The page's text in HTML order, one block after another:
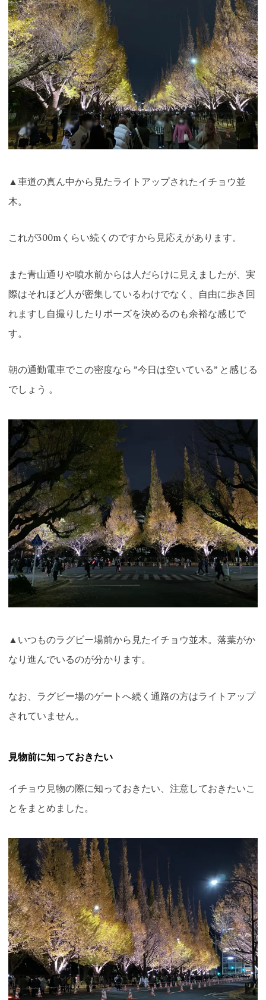
▲車道の真ん中から見たライトアップされたイチョウ並
木。
これが300mくらい続くのですから見応えがあります。
また青山通りや噴水前からは人だらけに見えましたが、実
際はそれほど人が密集しているわけでなく、自由に歩き回
れますし自撮りしたりポーズを決めるのも余裕な感じで
す。
朝の通勤電車でこの密度なら ”今日は空いている” と感じる
でしょう 。
▲いつものラグビー場前から見たイチョウ並木。落葉がか
なり進んでいるのが分かります。
なお、ラグビー場のゲートへ続く通路の方はライトアップ
されていません。
見物前に知っておきたい
イチョウ見物の際に知っておきたい、注意しておきたいこ
とをまとめました。